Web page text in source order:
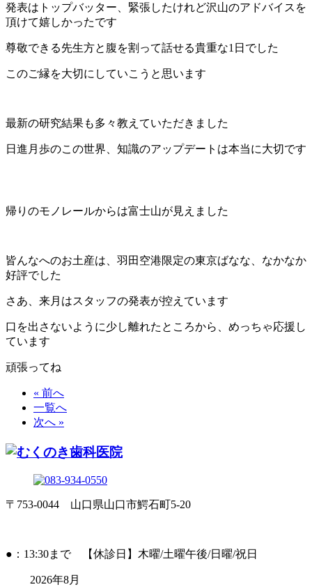
発表はトップバッター、緊張したけれど沢山のアドバイスを
頂けて嬉しかったです
尊敬できる先生方と腹を割って話せる貴重な1日でした
このご縁を大切にしていこうと思います
最新の研究結果も多々教えていただきました
日進月歩のこの世界、知識のアップデートは本当に大切です
帰りのモノレールからは富士山が見えました
皆んなへのお土産は、羽田空港限定の東京ばなな、なかなか
好評でした
さあ、来月はスタッフの発表が控えています
口を出さないように少し離れたところから、めっちゃ応援し
ています
頑張ってね
« 前へ
一覧へ
次へ »
〒753-0044 山口県山口市鰐石町5-20
●：13:30まで 【休診日】木曜/土曜午後/日曜/祝日
2026年8月